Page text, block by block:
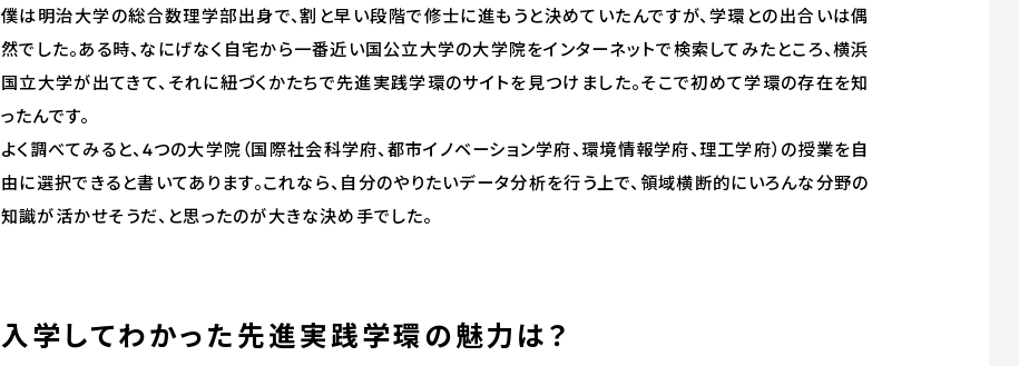
僕は明治大学の総合数理学部出身で、割と早い段階で修士に進もうと決めていたんですが、学環との出合いは偶
然でした。ある時、なにげなく自宅から一番近い国公立大学の大学院をインターネットで検索してみたところ、横浜
国立大学が出てきて、それに紐づくかたちで先進実践学環のサイトを見つけました。そこで初めて学環の存在を知
ったんです。
よく調べてみると、4つの大学院（国際社会科学府、都市イノベーション学府、環境情報学府、理工学府）の授業を自
由に選択できると書いてあります。これなら、自分のやりたいデータ分析を行う上で、領域横断的にいろんな分野の
知識が活かせそうだ、と思ったのが大きな決め手でした。
入学してわかった先進実践学環の魅力は？